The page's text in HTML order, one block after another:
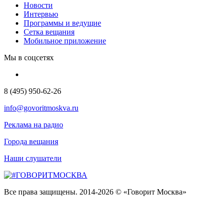
Новости
Интервью
Программы и ведущие
Сетка вещания
Мобильное приложение
Мы в соцсетях
8 (495) 950-62-26
info@govoritmoskva.ru
Реклама на радио
Города вещания
Наши слушатели
Все права защищены. 2014-2026 © «Говорит Москва»